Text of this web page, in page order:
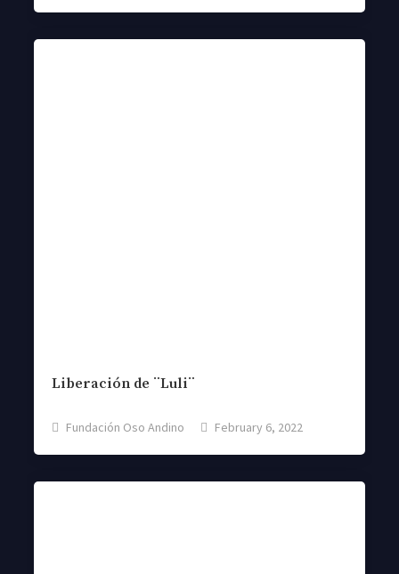
Liberación de ¨Luli¨
Fundación Oso Andino February 6, 2022